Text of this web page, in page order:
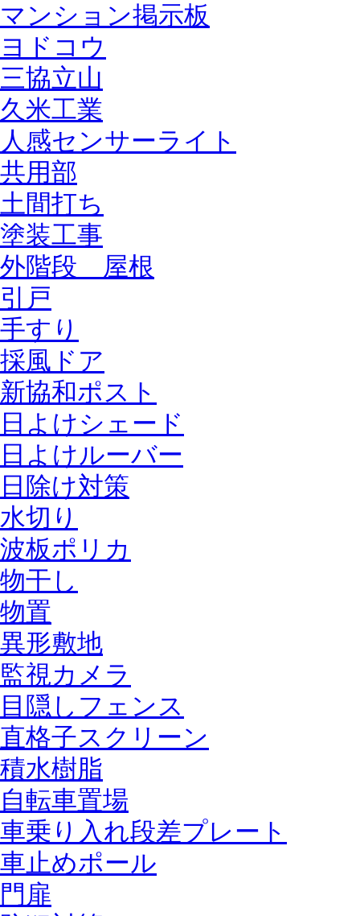
マンション掲示板
ヨドコウ
三協立山
久米工業
人感センサーライト
共用部
土間打ち
塗装工事
外階段 屋根
引戸
手すり
採風ドア
新協和ポスト
日よけシェード
日よけルーバー
日除け対策
水切り
波板ポリカ
物干し
物置
異形敷地
監視カメラ
目隠しフェンス
直格子スクリーン
積水樹脂
自転車置場
車乗り入れ段差プレート
車止めポール
門扉